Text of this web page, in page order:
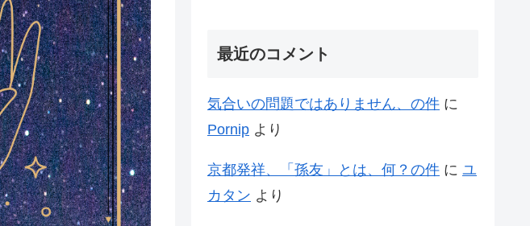
最近のコメント
気合いの問題ではありません、の件 に
Pornip より
京都発祥、「孫友」とは、何？の件 に ユ
カタン より